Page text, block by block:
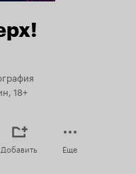
18+
Добавить Еще